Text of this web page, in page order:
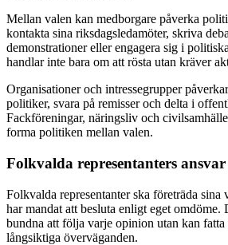
Mellan valen kan medborgare påverka
kontakta sina riksdagsledamöter, skriva
demonstrationer eller engagera sig i
handlar inte bara om att rösta utan kräver
Organisationer och intressegrupper
politiker, svara på remisser och delta i
Fackföreningar, näringsliv och
forma politiken mellan valen.
Folkvalda representanters ansvar
Folkvalda representanter ska företräda sina
har mandat att besluta enligt eget
bundna att följa varje opinion utan kan fatta
långsiktiga överväganden.